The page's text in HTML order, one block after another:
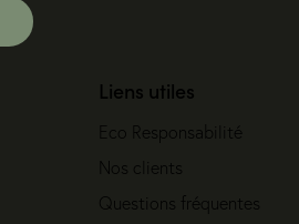
Liens utiles
Eco Responsabilité
Nos clients
Questions fréquentes